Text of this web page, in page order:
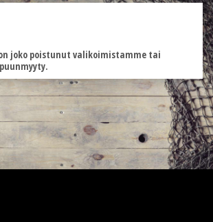
joko poistunut valikoimistamme tai